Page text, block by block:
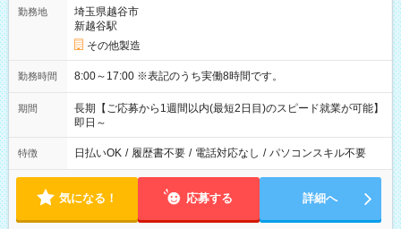
勤務地
埼玉県越谷市
新越谷駅
その他製造
勤務時間 8:00～17:00 ※表記のうち実働8時間です。
期間
長期【ご応募から1週間以内(最短2日目)のスピード就業が可能】
即日～
特徴 日払いOK / 履歴書不要 / 電話対応なし / パソコンスキル不要
気になる！ 応募する 詳細へ